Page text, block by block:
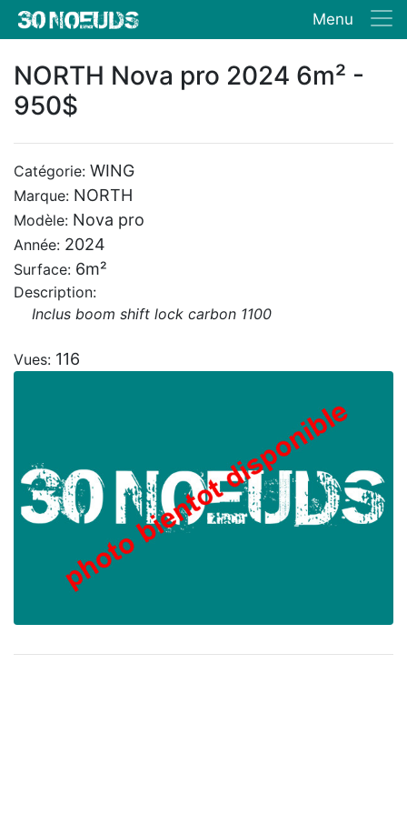
Menu
NORTH Nova pro 2024 6m² -
950$
Catégorie: WING
Marque: NORTH
Modèle: Nova pro
Année: 2024
Surface: 6m²
Description:
Inclus boom shift lock carbon 1100
Vues: 116